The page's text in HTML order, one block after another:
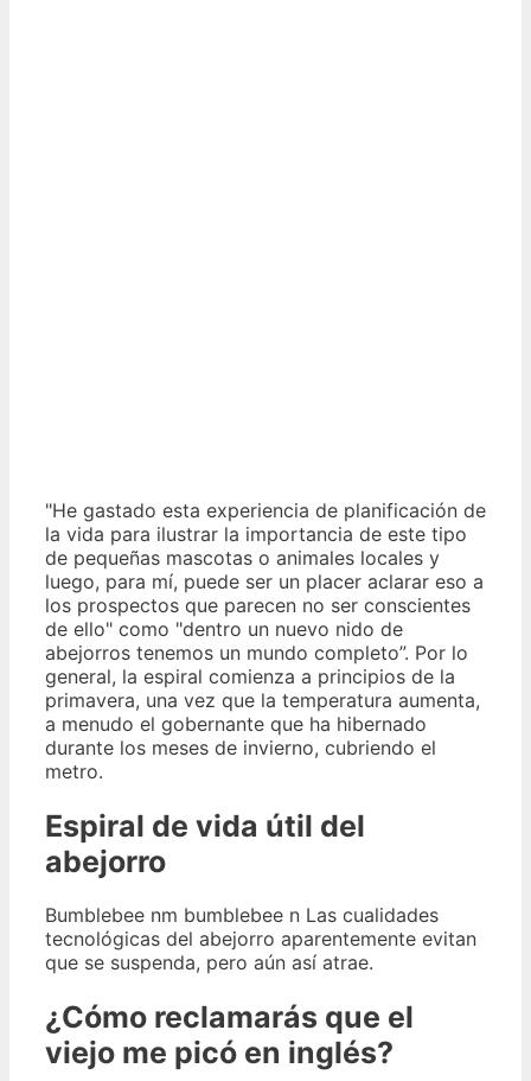
"He gastado esta experiencia de planificación de
la vida para ilustrar la importancia de este tipo
de pequeñas mascotas o animales locales y
luego, para mí, puede ser un placer aclarar eso a
los prospectos que parecen no ser conscientes
de ello" como "dentro un nuevo nido de
abejorros tenemos un mundo completo”. Por lo
general, la espiral comienza a principios de la
primavera, una vez que la temperatura aumenta,
a menudo el gobernante que ha hibernado
durante los meses de invierno, cubriendo el
metro.
Espiral de vida útil del
abejorro
Bumblebee nm bumblebee n Las cualidades
tecnológicas del abejorro aparentemente evitan
que se suspenda, pero aún así atrae.
¿Cómo reclamarás que el
viejo me picó en inglés?